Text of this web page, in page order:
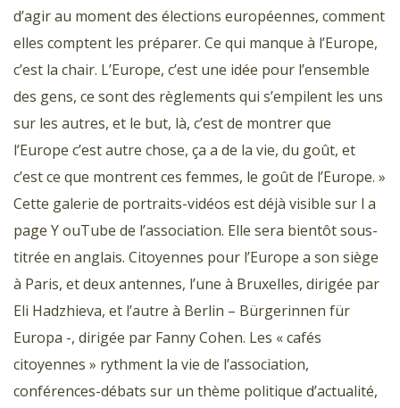
d’agir au moment des élections européennes, comment
elles comptent les préparer. Ce qui manque à l’Europe,
c’est la chair. L’Europe, c’est une idée pour l’ensemble
des gens, ce sont des règlements qui s’empilent les uns
sur les autres, et le but, là, c’est de montrer que
l’Europe c’est autre chose, ça a de la vie, du goût, et
c’est ce que montrent ces femmes, le goût de l’Europe. »
Cette galerie de portraits-vidéos est déjà visible sur l a
page Y ouTube de l’association. Elle sera bientôt sous-
titrée en anglais. Citoyennes pour l’Europe a son siège
à Paris, et deux antennes, l’une à Bruxelles, dirigée par
Eli Hadzhieva, et l’autre à Berlin – Bürgerinnen für
Europa -, dirigée par Fanny Cohen. Les « cafés
citoyennes » rythment la vie de l’association,
conférences-débats sur un thème politique d’actualité,